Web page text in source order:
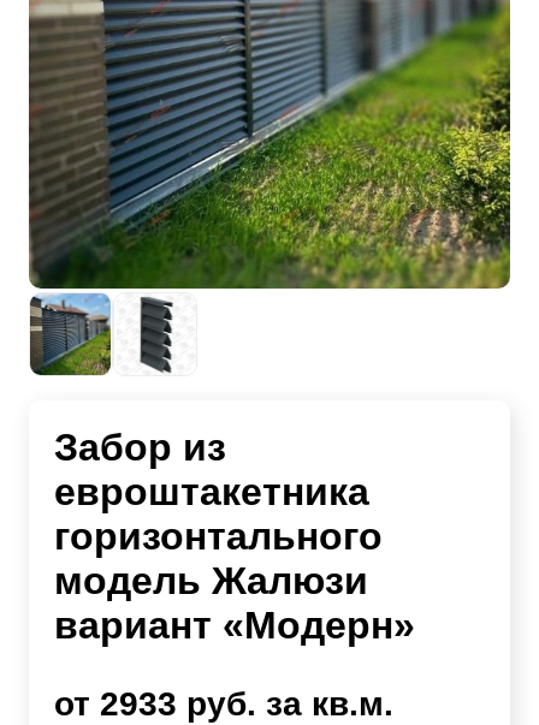
Забор из
евроштакетника
горизонтального
модель Жалюзи
вариант «Модерн»
от 2933 руб. за кв.м.